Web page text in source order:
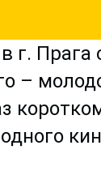
в г.
–